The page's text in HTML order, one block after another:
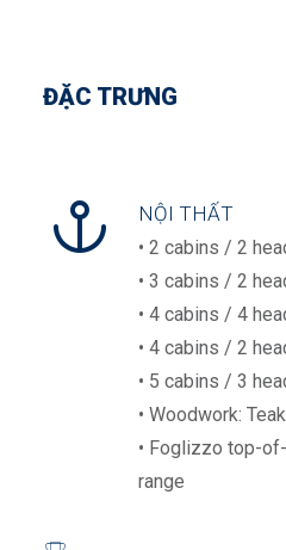
ĐẶC TRƯNG
NỘI THẤT
• 2 cabins / 2
• 3 cabins / 2
• 4 cabins / 4
• 4 cabins / 2
• 5 cabins / 3
• Woodwork:
• Foglizzo top-
range